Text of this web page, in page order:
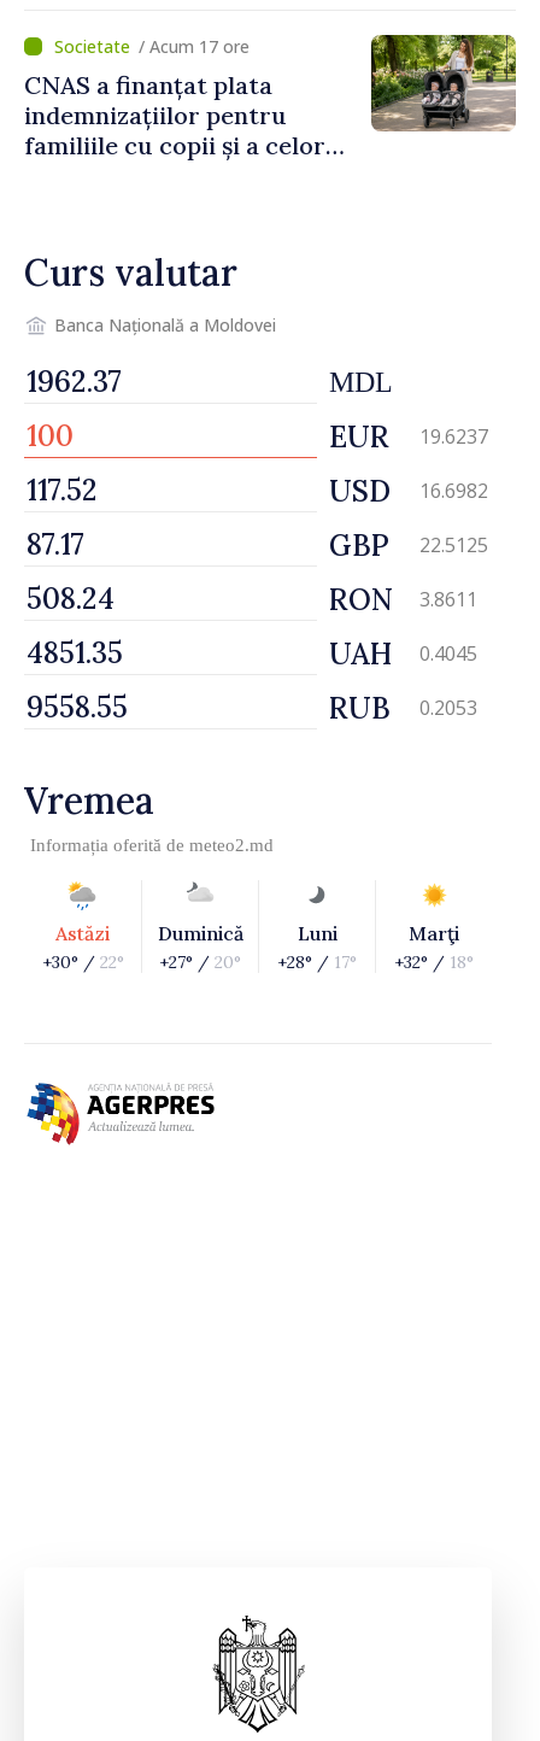
despre parcursul european
al Republicii Moldova.
/ Acum 17 ore
CNAS a finanțat plata
indemnizațiilor pentru
familiile cu copii și a celor
Curs valutar
Banca Națională a Moldovei
MDL
EUR 19.6237
USD 16.6982
GBP 22.5125
RON 3.8611
UAH 0.4045
RUB 0.2053
Vremea
Informația oferită de meteo2.md
Astăzi
+30° / 22°
Duminică
+27° / 20°
Luni
+28° / 17°
Marţi
+32° / 18°